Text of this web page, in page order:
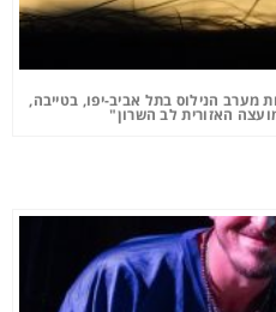
מערב הנילוס בתל אביב-יפו, בטייבה,
האזורית לב השרון"